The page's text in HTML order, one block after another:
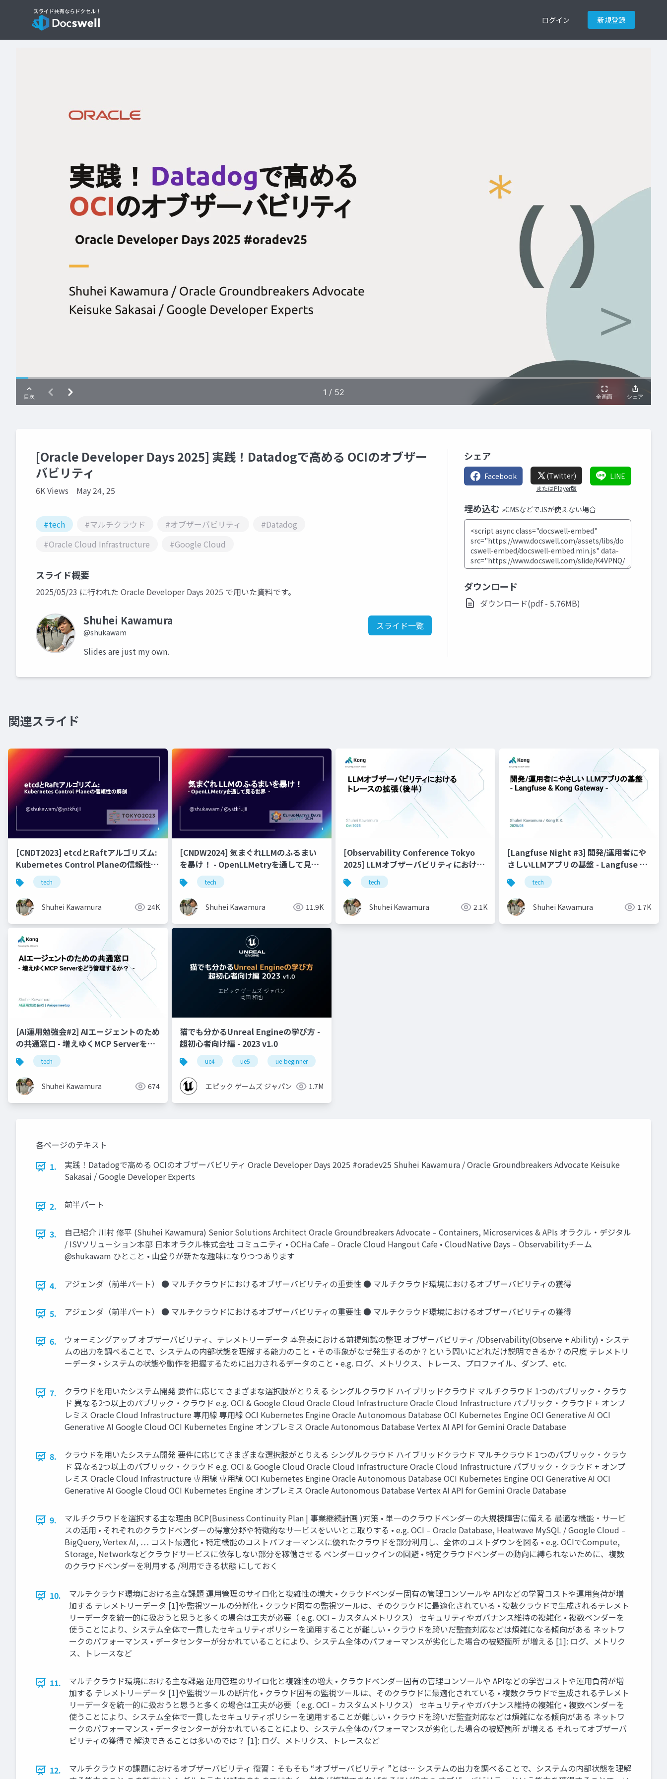
ログイン 新規登録
[Oracle Developer Days 2025] 実践！Datadogで高める OCIのオブザー
バビリティ
6K Views May 24, 25
#tech #マルチクラウド #オブザーバビリティ
#Datadog
#Oracle Cloud Infrastructure
#Google Cloud
スライド概要
2025/05/23 に行われた Oracle Developer Days 2025 で用いた資料です。
Shuhei Kawamura
@shukawam
スライド一覧
Slides are just my own.
シェア
Facebook (Twitter)
またはPlayer版
LINE
埋め込む »CMSなどでJSが使えない場合
ダウンロード
ダウンロード(pdf - 5.76MB)
関連スライド
[CNDT2023] etcdとRaftアルゴリズム:
Kubernetes Control Planeの信頼性の
解剖
tech
Shuhei Kawamura 24K
[CNDW2024] 気まぐれLLMのふるまい
を暴け！ - OpenLLMetryを通して見る
世界 - tech
Shuhei Kawamura 11.9K
[Observability Conference Tokyo
2025] LLMオブザーバビリティにおける
トレースの拡張（後半）
tech
Shuhei Kawamura 2.1K
[Langfuse Night #3] 開発/運用者にや
さしいLLMアプリの基盤 - Langfuse &
Kong Gateway -
tech
Shuhei Kawamura 1.7K
[AI運用勉強会#2] AIエージェントのため
の共通窓口 - 増えゆくMCP Serverをど
う管理するか？ -
tech
Shuhei Kawamura 674
猫でも分かるUnreal Engineの学び方 -
超初心者向け編 - 2023 v1.0
ue4 ue5 ue-beginner
エピック ゲームズ ジャパン 1.7M
各ページのテキスト
1.
実践！Datadogで高める OCIのオブザーバビリティ Oracle Developer Days 2025 #oradev25 Shuhei Kawamura / Oracle Groundbreakers Advocate Keisuke
Sakasai / Google Developer Experts
2. 前半パート
3.
自己紹介 川村 修平 (Shuhei Kawamura) Senior Solutions Architect Oracle Groundbreakers Advocate – Containers, Microservices & APIs オラクル・デジタル
/ ISVソリューション本部 日本オラクル株式会社 コミュニティ • OCHa Cafe – Oracle Cloud Hangout Cafe • CloudNative Days – Observabilityチーム
@shukawam ひとこと • 山登りが新たな趣味になりつつあります
4. アジェンダ（前半パート） ● マルチクラウドにおけるオブザーバビリティの重要性 ● マルチクラウド環境におけるオブザーバビリティの獲得
5. アジェンダ（前半パート） ● マルチクラウドにおけるオブザーバビリティの重要性 ● マルチクラウド環境におけるオブザーバビリティの獲得
6.
ウォーミングアップ オブザーバビリティ、テレメトリーデータ 本発表における前提知識の整理 オブザーバビリティ /Observability(Observe + Ability) • システ
ムの出力を調べることで、システムの内部状態を理解する能力のこと • その事象がなぜ発生するのか？という問いにどれだけ説明できるか？の尺度 テレメトリ
ーデータ • システムの状態や動作を把握するために出力されるデータのこと • e.g. ログ、メトリクス、トレース、プロファイル、ダンプ、etc.
7.
クラウドを用いたシステム開発 要件に応じてさまざまな選択肢がとりえる シングルクラウド ハイブリッドクラウド マルチクラウド 1つのパブリック・クラウ
ド 異なる2つ以上のパブリック・クラウド e.g. OCI & Google Cloud Oracle Cloud Infrastructure Oracle Cloud Infrastructure パブリック・クラウド + オンプ
レミス Oracle Cloud Infrastructure 専用線 専用線 OCI Kubernetes Engine Oracle Autonomous Database OCI Kubernetes Engine OCI Generative AI OCI
Generative AI Google Cloud OCI Kubernetes Engine オンプレミス Oracle Autonomous Database Vertex AI API for Gemini Oracle Database
8.
クラウドを用いたシステム開発 要件に応じてさまざまな選択肢がとりえる シングルクラウド ハイブリッドクラウド マルチクラウド 1つのパブリック・クラウ
ド 異なる2つ以上のパブリック・クラウド e.g. OCI & Google Cloud Oracle Cloud Infrastructure Oracle Cloud Infrastructure パブリック・クラウド + オンプ
レミス Oracle Cloud Infrastructure 専用線 専用線 OCI Kubernetes Engine Oracle Autonomous Database OCI Kubernetes Engine OCI Generative AI OCI
Generative AI Google Cloud OCI Kubernetes Engine オンプレミス Oracle Autonomous Database Vertex AI API for Gemini Oracle Database
9.
マルチクラウドを選択する主な理由 BCP(Business Continuity Plan | 事業継続計画 )対策 • 単一のクラウドベンダーの大規模障害に備える 最適な機能・サービ
スの活用 • それぞれのクラウドベンダーの得意分野や特徴的なサービスをいいとこ取りする • e.g. OCI – Oracle Database, Heatwave MySQL / Google Cloud –
BigQuery, Vertex AI, … コスト最適化 • 特定機能のコストパフォーマンスに優れたクラウドを部分利用し、全体のコストダウンを図る • e.g. OCIでCompute,
Storage, Networkなどクラウドサービスに依存しない部分を稼働させる ベンダーロックインの回避 • 特定クラウドベンダーの動向に縛られないために、複数
のクラウドベンダーを利用する /利用できる状態 にしておく
10.
マルチクラウド環境における主な課題 運用管理のサイロ化と複雑性の増大 • クラウドベンダー固有の管理コンソールや APIなどの学習コストや運用負荷が増
加する テレメトリーデータ [1]や監視ツールの分断化 • クラウド固有の監視ツールは、そのクラウドに最適化されている • 複数クラウドで生成されるテレメト
リーデータを統一的に扱おうと思うと多くの場合は工夫が必要（ e.g. OCI – カスタムメトリクス） セキュリティやガバナンス維持の複雑化 • 複数ベンダーを
使うことにより、システム全体で一貫したセキュリティポリシーを適用することが難しい • クラウドを跨いだ監査対応などは煩雑になる傾向がある ネットワ
ークのパフォーマンス • データセンターが分かれていることにより、システム全体のパフォーマンスが劣化した場合の被疑箇所 が増える [1]: ログ、メトリク
ス、トレースなど
11.
マルチクラウド環境における主な課題 運用管理のサイロ化と複雑性の増大 • クラウドベンダー固有の管理コンソールや APIなどの学習コストや運用負荷が増
加する テレメトリーデータ [1]や監視ツールの断片化 • クラウド固有の監視ツールは、そのクラウドに最適化されている • 複数クラウドで生成されるテレメト
リーデータを統一的に扱おうと思うと多くの場合は工夫が必要（ e.g. OCI – カスタムメトリクス） セキュリティやガバナンス維持の複雑化 • 複数ベンダーを
使うことにより、システム全体で一貫したセキュリティポリシーを適用することが難しい • クラウドを跨いだ監査対応などは煩雑になる傾向がある ネットワ
ークのパフォーマンス • データセンターが分かれていることにより、システム全体のパフォーマンスが劣化した場合の被疑箇所 が増える それってオブザーバ
ビリティの獲得で 解決できることは多いのでは？ [1]: ログ、メトリクス、トレースなど
12.
マルチクラウドの課題におけるオブザーバビリティ 復習：そもそも “オブザーバビリティ ”とは… システムの出力を調べることで、システムの内部状態を理解